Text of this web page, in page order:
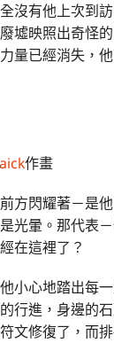
沒有他上次到
墟映照出奇怪
量已經消失，
作畫
方閃耀著－是
光暈。那代表
在這裡了？
小心地踏出每
行進，身邊的
文修復了，而